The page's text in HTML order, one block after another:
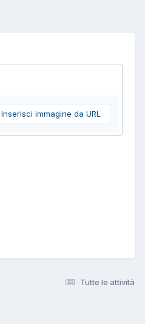
Inserisci immagine da URL
Tutte le attività